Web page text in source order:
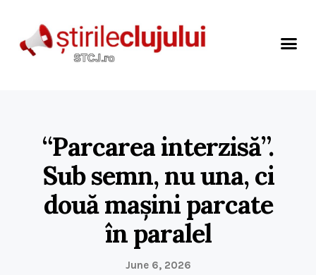
“Parcarea interzisă”.
Sub semn, nu una, ci
două mașini parcate
în paralel
June 6, 2026